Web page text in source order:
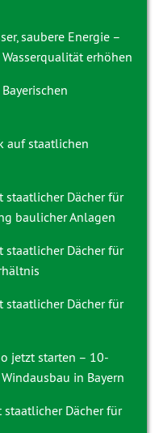
saubere Energie –
erhöhen
Bayerischen
auf staatlichen
staatlicher Dächer für
baulicher Anlagen
staatlicher Dächer für
staatlicher Dächer für
jetzt starten – 10-
in Bayern
staatlicher Dächer für